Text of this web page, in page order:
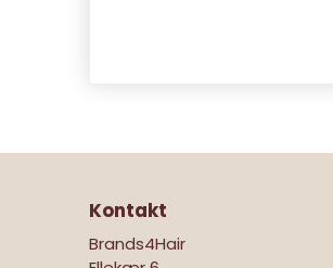
Kontakt
Brands4Hair